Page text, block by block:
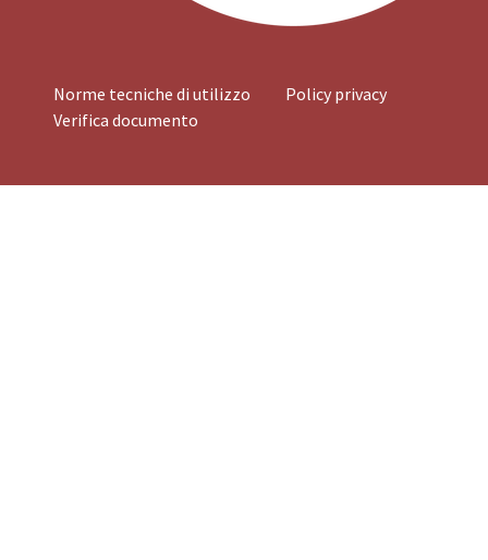
Norme tecniche di utilizzo
Policy privacy
Verifica documento